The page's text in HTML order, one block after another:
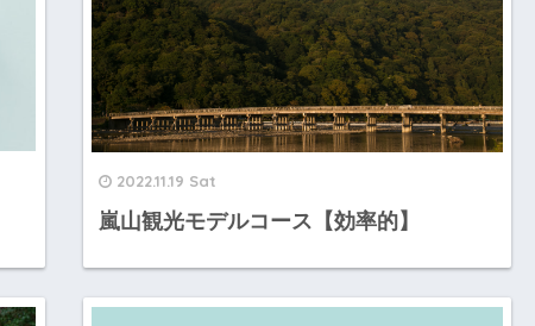
2022.11.19 Sat
嵐山観光モデルコース【効率的】